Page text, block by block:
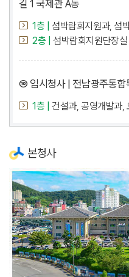
길 1 국제관 A동
1층 |
섬박람회지원과, 섬
2층 |
섬박람회지원단장실
⑩ 임시청사 | 전남광주통합
1층 | 건설과, 공영개발과,
본청사